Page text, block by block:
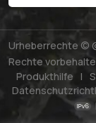
Urheberrechte ©
Rechte
Produkthilfe |